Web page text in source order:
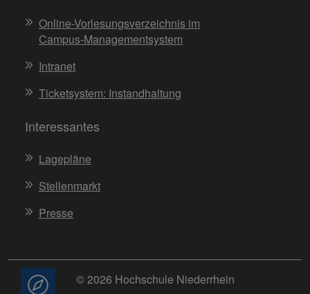
Online-Vorlesungsverzeichnis im
Campus-Managementsystem
Intranet
Ticketsystem: Instandhaltung
Interessantes
Lagepläne
Stellenmarkt
Presse
© 2026 Hochschule Niederrhein
Beratung